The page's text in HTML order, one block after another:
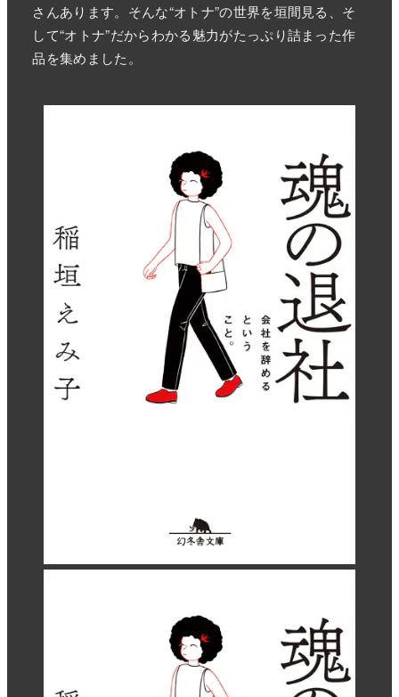
さんあります。そんな“オトナ”の世界を垣間見る、そ
して“オトナ”だからわかる魅力がたっぷり詰まった作
品を集めました。